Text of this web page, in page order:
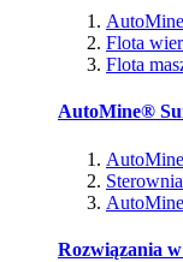
Flota
Flota
AutoMine®
Rozwiązania